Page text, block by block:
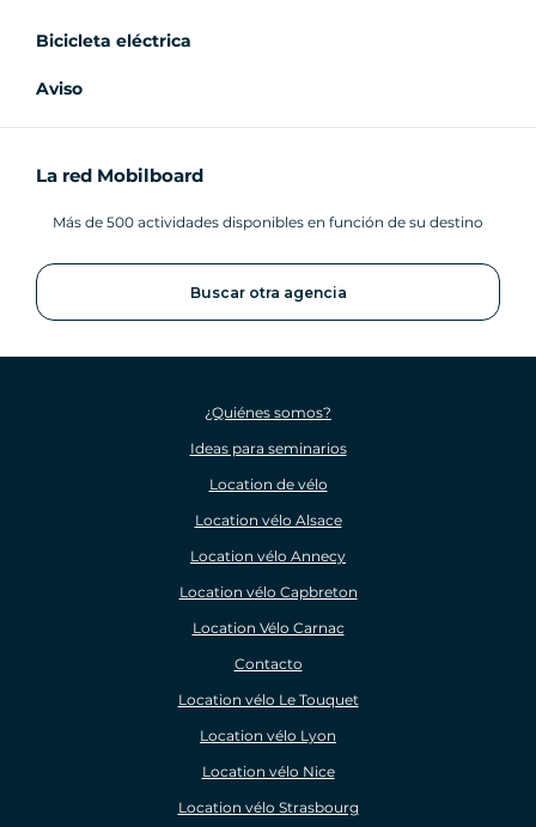
Bicicleta eléctrica
Aviso
La red Mobilboard
Más de 500 actividades disponibles en función de su destino
Buscar otra agencia
¿Quiénes somos?
Ideas para seminarios
Location de vélo
Location vélo Alsace
Location vélo Annecy
Location vélo Capbreton
Location Vélo Carnac
Contacto
Location vélo Le Touquet
Location vélo Lyon
Location vélo Nice
Location vélo Strasbourg